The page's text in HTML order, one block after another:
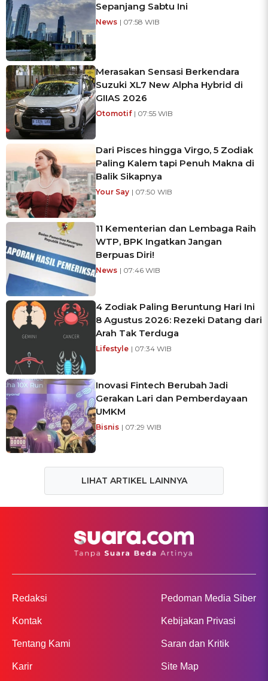
Sepanjang Sabtu Ini
News | 07:58 WIB
Merasakan Sensasi Berkendara
Suzuki XL7 New Alpha Hybrid di
GIIAS 2026
Otomotif | 07:55 WIB
Dari Pisces hingga Virgo, 5 Zodiak
Paling Kalem tapi Penuh Makna di
Balik Sikapnya
Your Say | 07:50 WIB
11 Kementerian dan Lembaga Raih
WTP, BPK Ingatkan Jangan
Berpuas Diri!
News | 07:46 WIB
4 Zodiak Paling Beruntung Hari Ini
8 Agustus 2026: Rezeki Datang dari
Arah Tak Terduga
Lifestyle | 07:34 WIB
Inovasi Fintech Berubah Jadi
Gerakan Lari dan Pemberdayaan
UMKM
Bisnis | 07:29 WIB
LIHAT ARTIKEL LAINNYA
Redaksi
Kontak
Tentang Kami
Karir
Pedoman Media Siber
Kebijakan Privasi
Saran dan Kritik
Site Map